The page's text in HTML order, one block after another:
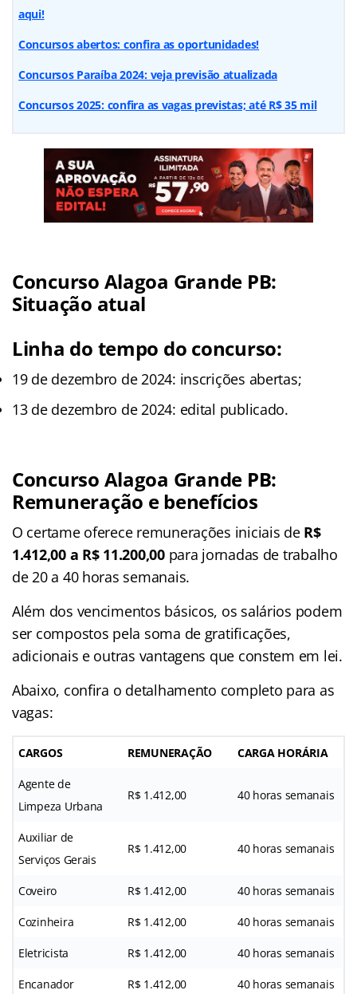
aqui!
Concursos abertos: confira as oportunidades!
Concursos Paraíba 2024: veja previsão atualizada
Concursos 2025: confira as vagas previstas; até R$ 35 mil
Concurso Alagoa Grande PB:
Situação atual
Linha do tempo do concurso:
19 de dezembro de 2024: inscrições abertas;
13 de dezembro de 2024: edital publicado.
Concurso Alagoa Grande PB:
Remuneração e benefícios
O certame oferece remunerações iniciais de R$
1.412,00 a R$ 11.200,00para jornadas de trabalho
de 20 a 40 horas semanais.
Além dos vencimentos básicos, os salários podem
ser compostos pela soma de gratificações,
adicionais e outras vantagens que constem em lei.
Abaixo, confira o detalhamento completo para as
vagas:
CARGOS REMUNERAÇÃO CARGA HORÁRIA
Agente de
Limpeza Urbana
R$ 1.412,00 40 horas semanais
Auxiliar de
Serviços Gerais
R$ 1.412,00 40 horas semanais
Coveiro R$ 1.412,00 40 horas semanais
Cozinheira R$ 1.412,00 40 horas semanais
Eletricista R$ 1.412,00 40 horas semanais
Encanador R$ 1.412,00 40 horas semanais